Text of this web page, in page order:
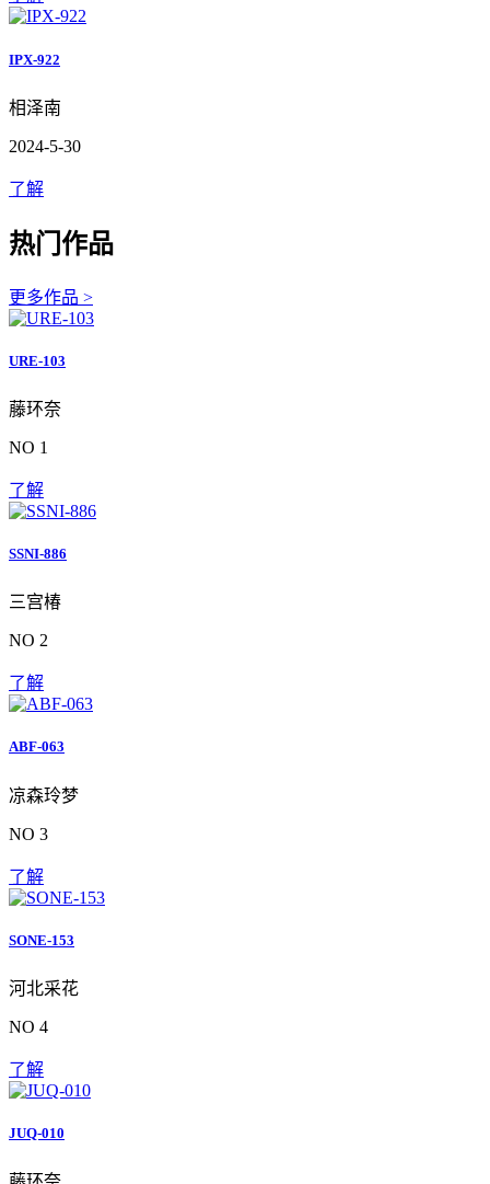
IPX-922
相泽南
2024-5-30
了解
热门作品
更多作品 >
URE-103
藤环奈
NO 1
了解
SSNI-886
三宫椿
NO 2
了解
ABF-063
凉森玲梦
NO 3
了解
SONE-153
河北采花
NO 4
了解
JUQ-010